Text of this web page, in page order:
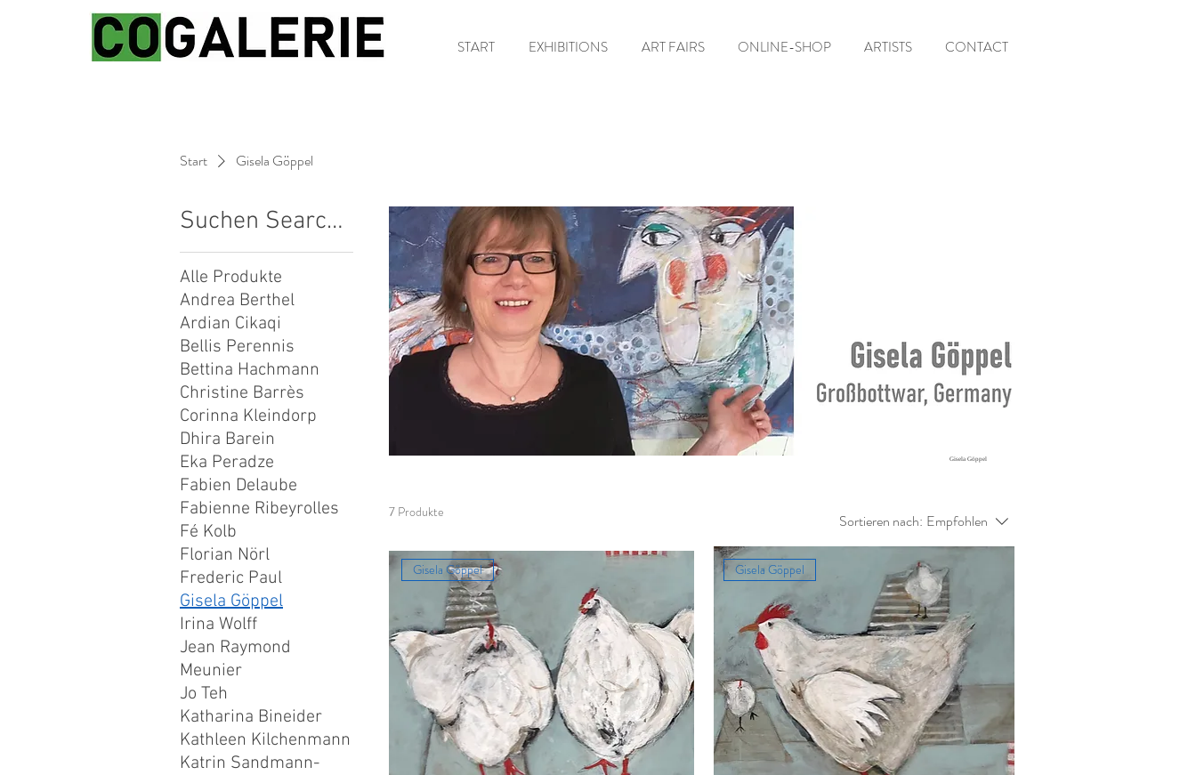
START EXHIBITIONS ART FAIRS ONLINE-SHOP ARTISTS CONTACT
Start Gisela Göppel
Suchen Search...
Alle Produkte
Andrea Berthel
Ardian Cikaqi
Bellis Perennis
Bettina Hachmann
Christine Barrès
Corinna Kleindorp
Dhira Barein
Eka Peradze
Fabien Delaube
Fabienne Ribeyrolles
Fé Kolb
Florian Nörl
Frederic Paul
Gisela Göppel
Irina Wolff
Jean Raymond
Meunier
Jo Teh
Katharina Bineider
Kathleen Kilchenmann
Katrin Sandmann-
Gisela Göppel
7 Produkte Sortieren nach: Empfohlen
Gisela Göppel Gisela Göppel